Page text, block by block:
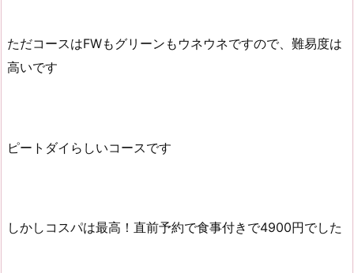
ただコースはFWもグリーンもウネウネですので、難易度は
高いです
ピートダイらしいコースです
しかしコスパは最高！直前予約で食事付きで4900円でした